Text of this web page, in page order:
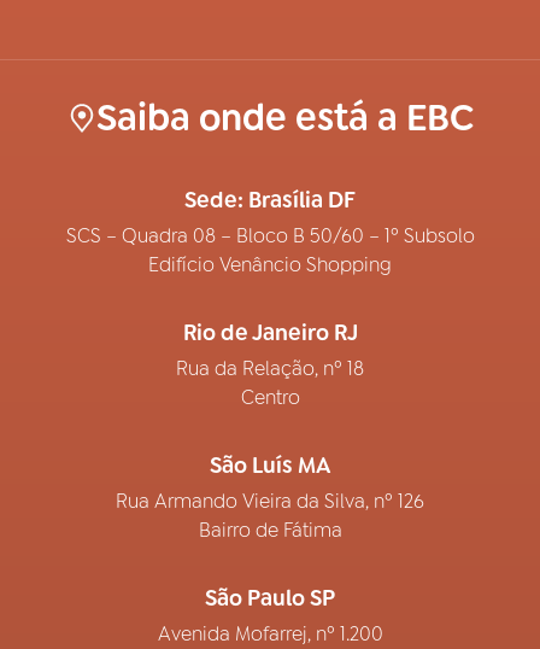
Saiba onde está a EBC
Sede: Brasília DF
SCS – Quadra 08 – Bloco B 50/60 – 1º Subsolo
Edifício Venâncio Shopping
Rio de Janeiro RJ
Rua da Relação, nº 18
Centro
São Luís MA
Rua Armando Vieira da Silva, nº 126
Bairro de Fátima
São Paulo SP
Avenida Mofarrej, nº 1.200